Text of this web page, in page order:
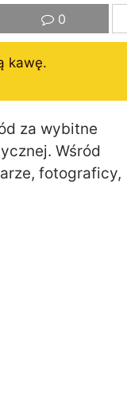
0
kawę.
za wybitne
Wśród
fotograficy,